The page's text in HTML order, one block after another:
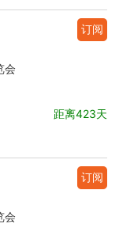
订阅
会
距离423天
订阅
会